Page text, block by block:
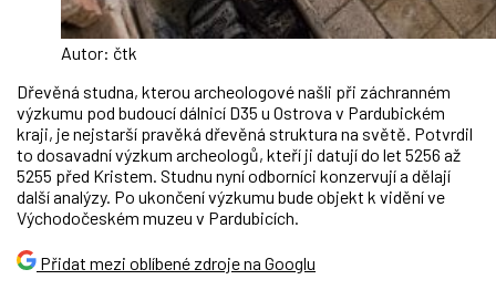
Autor: čtk
Dřevěná studna, kterou archeologové našli při záchranném
výzkumu pod budoucí dálnicí D35 u Ostrova v Pardubickém
kraji, je nejstarší pravěká dřevěná struktura na světě. Potvrdil
to dosavadní výzkum archeologů, kteří ji datují do let 5256 až
5255 před Kristem. Studnu nyní odborníci konzervují a dělají
další analýzy. Po ukončení výzkumu bude objekt k vidění ve
Východočeském muzeu v Pardubicích.
Přidat mezi oblíbené zdroje na Googlu